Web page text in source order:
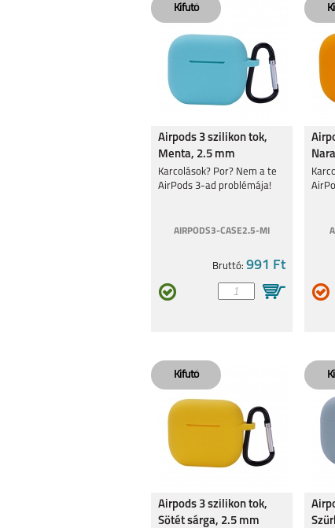
8 PRO
Airpods 3 szilikon tok,
Menta, 2.5 mm
Karcolások? Por? Nem a te
AirPods 3-ad problémája!
AIRPODS3-CASE2.5-MI
Bruttó: 991 Ft
Airpods 3 szilikon tok,
Sötét sárga, 2.5 mm